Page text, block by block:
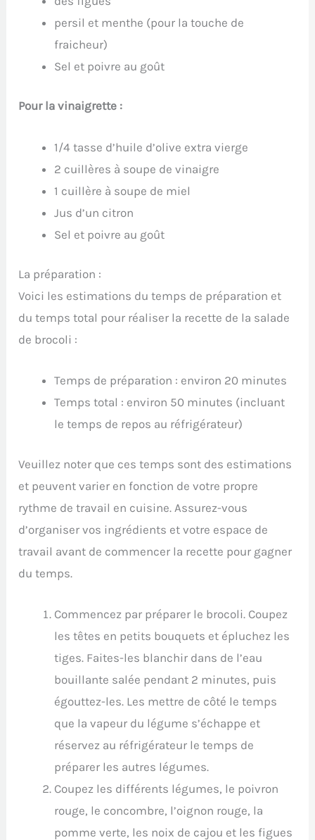
persil et menthe (pour la touche de
fraicheur)
Sel et poivre au goût
Pour la vinaigrette :
1/4 tasse d’huile d’olive extra vierge
2 cuillères à soupe de vinaigre
1 cuillère à soupe de miel
Jus d’un citron
Sel et poivre au goût
La préparation :
Voici les estimations du temps de préparation et
du temps total pour réaliser la recette de la salade
de brocoli :
Temps de préparation : environ 20 minutes
Temps total : environ 50 minutes (incluant
le temps de repos au réfrigérateur)
Veuillez noter que ces temps sont des estimations
et peuvent varier en fonction de votre propre
rythme de travail en cuisine. Assurez-vous
d’organiser vos ingrédients et votre espace de
travail avant de commencer la recette pour gagner
du temps.
Commencez par préparer le brocoli. Coupez
les têtes en petits bouquets et épluchez les
tiges. Faites-les blanchir dans de l’eau
bouillante salée pendant 2 minutes, puis
égouttez-les. Les mettre de côté le temps
que la vapeur du légume s’échappe et
réservez au réfrigérateur le temps de
préparer les autres légumes.
Coupez les différents légumes, le poivron
rouge, le concombre, l’oignon rouge, la
pomme verte, les noix de cajou et les figues